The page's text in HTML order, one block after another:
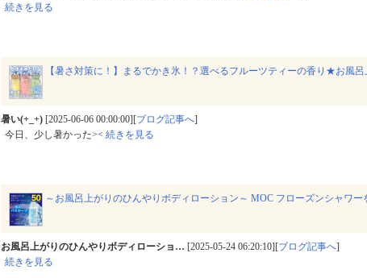
続きを見る
【暑さ対策に！】まるでかき氷！？選べるフルーツティーの香り★お風
暑い(⁠+⁠_⁠+⁠) [2025-06-06 00:00:00][ブログ記事へ]
今日、少し暑かった>⁠⁠< 続きを見る
～お風呂上がりのひんやりボディローション～ MOC フローズンシャワ
お風呂上がりのひんやりボディローショ… [2025-05-24 06:20:10][ブログ記事へ]
続きを見る